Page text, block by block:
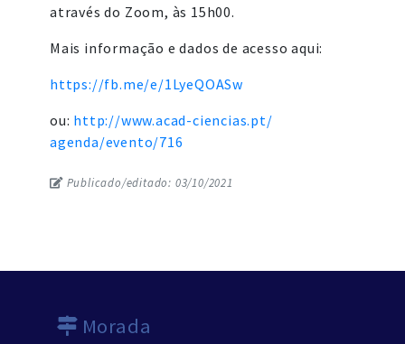
através do Zoom, às 15h00.
Mais informação e dados de acesso aqui:
https://fb.me/e/1LyeQOASw
ou: http://www.acad-ciencias.pt/
agenda/evento/716
Publicado/editado: 03/10/2021
Morada